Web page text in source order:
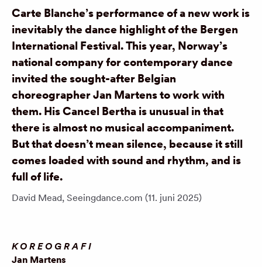
Carte Blanche’s performance of a new work is
inevitably the dance highlight of the Bergen
International Festival. This year, Norway’s
national company for contemporary dance
invited the sought-after Belgian
choreographer Jan Martens to work with
them. His Cancel Bertha is unusual in that
there is almost no musical accompaniment.
But that doesn’t mean silence, because it still
comes loaded with sound and rhythm, and is
full of life.
David Mead, Seeingdance.com (11. juni 2025)
KOREOGRAFI
Jan Martens